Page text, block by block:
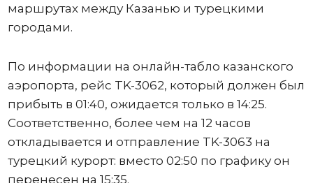
маршрутах между Казанью и турецкими
городами.
По информации на онлайн-табло казанского
аэропорта, рейс TK-3062, который должен был
прибыть в 01:40, ожидается только в 14:25.
Соответственно, более чем на 12 часов
откладывается и отправление TK-3063 на
турецкий курорт: вместо 02:50 по графику он
перенесен на 15:35.